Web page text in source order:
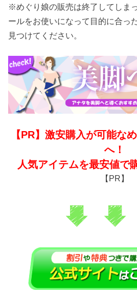
※めぐり娘の販売は終了してしま
ールをお使いになって目的に合っ
見つけてください。
【PR】激安購入が可能な
へ！
人気アイテムを最安値で
【PR】